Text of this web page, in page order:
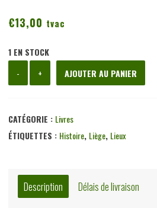
€13,00 tvac
1 EN STOCK
-
de
Grivegnée
m'était
Société
d'édition
+ AJOUTER AU PANIER
CATÉGORIE : Livres
ÉTIQUETTES : Histoire, Liège, Lieux
Description Délais de livraison